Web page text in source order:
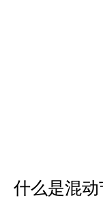
什么是混